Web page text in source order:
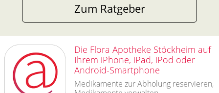
Zum Ratgeber
Die Flora Apotheke Stöckheim auf
Ihrem iPhone, iPad, iPod oder
Android-Smartphone
Medikamente zur Abholung reservieren,